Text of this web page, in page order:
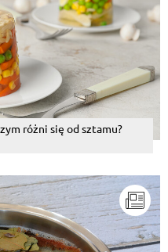
różni się od sztamu?